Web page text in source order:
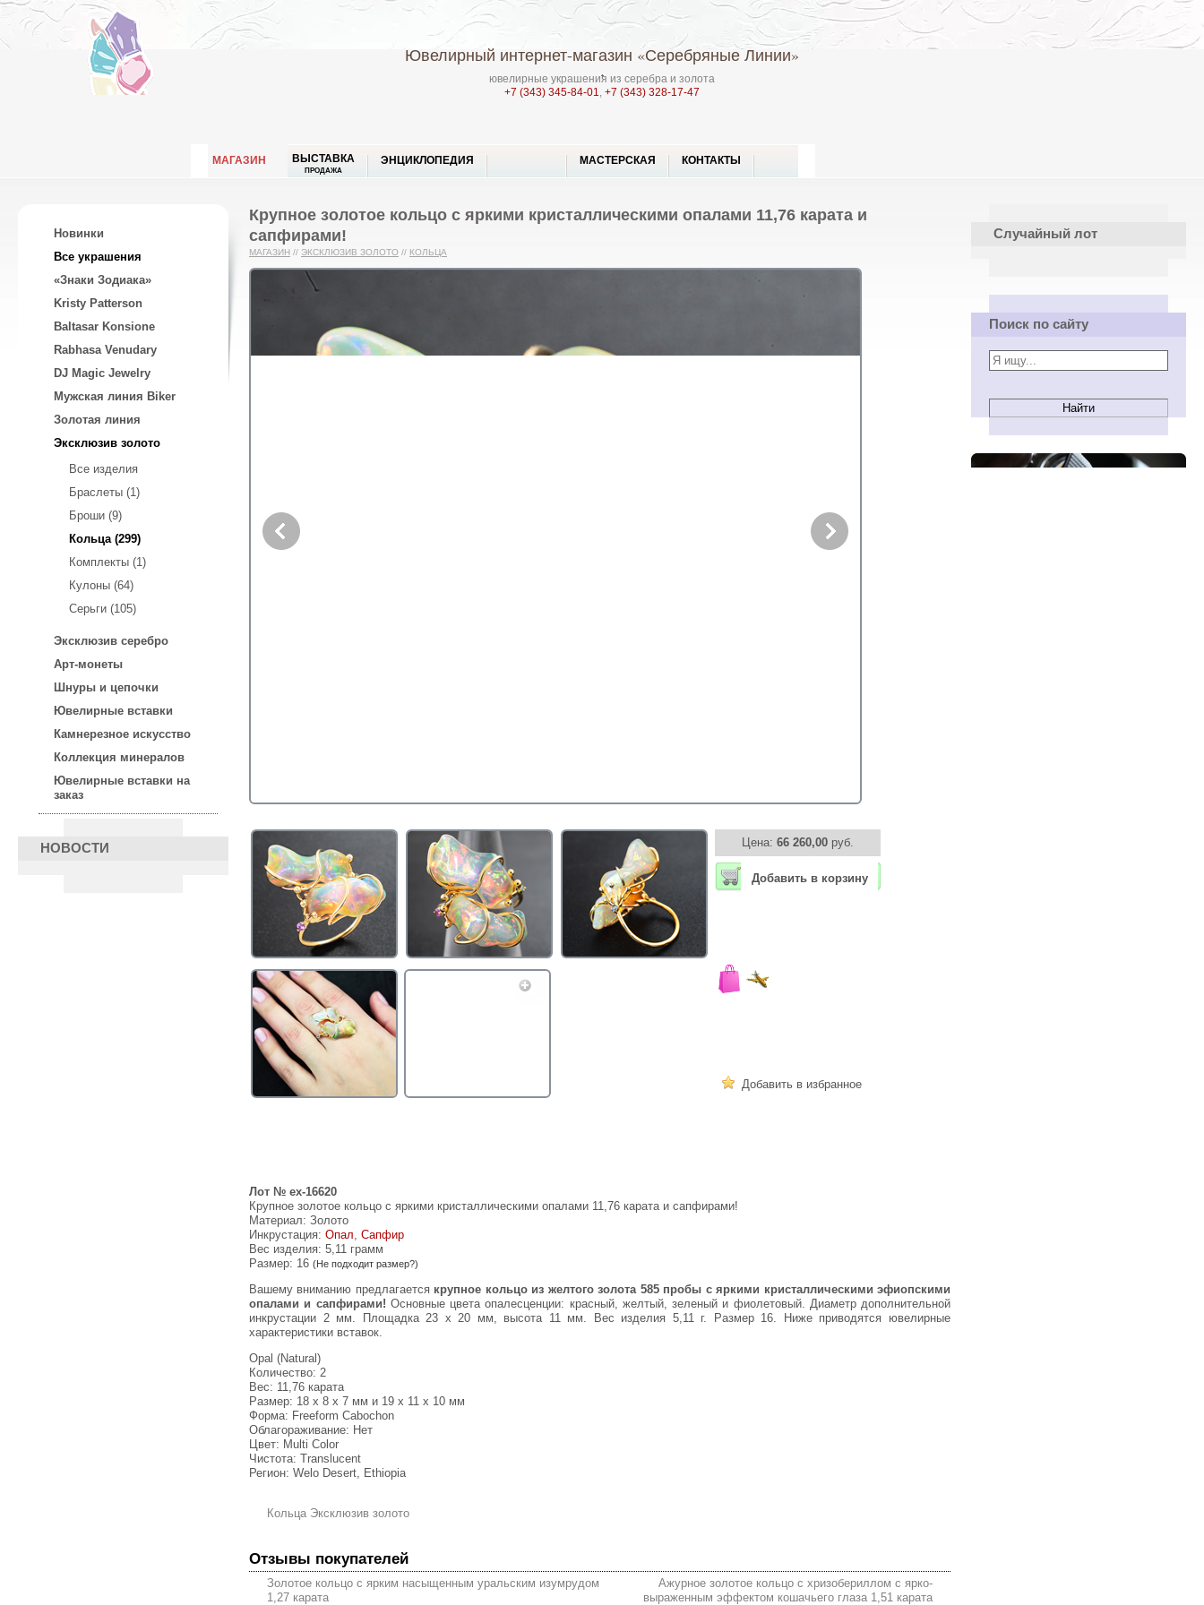
Ювелирный интернет-магазин «Серебряные Линии»
ювелирные украшения из серебра и золота
+7 (343) 345-84-01, +7 (343) 328-17-47
МАГАЗИН ВЫСТАВКА
ПРОДАЖА
ЭНЦИКЛОПЕДИЯ МАСТЕРСКАЯ КОНТАКТЫ
Новинки
Все украшения
«Знаки Зодиака»
Kristy Patterson
Baltasar Konsione
Rabhasa Venudary
DJ Magic Jewelry
Мужская линия Biker
Золотая линия
Эксклюзив золото
Все изделия
Браслеты (1)
Броши (9)
Кольца (299)
Комплекты (1)
Кулоны (64)
Серьги (105)
Эксклюзив серебро
Арт-монеты
Шнуры и цепочки
Ювелирные вставки
Камнерезное искусство
Коллекция минералов
Ювелирные вставки на
заказ
НОВОСТИ
Крупное золотое кольцо с яркими кристаллическими опалами 11,76 карата и
сапфирами!
МАГАЗИН // ЭКСКЛЮЗИВ ЗОЛОТО // КОЛЬЦА
Цена: 66 260,00 руб.
Добавить в корзину
Добавить в избранное
Лот № ex-16620
Крупное золотое кольцо с яркими кристаллическими опалами 11,76 карата и сапфирами!
Материал: Золото
Инкрустация: Опал, Сапфир
Вес изделия: 5,11 грамм
Размер: 16 (Не подходит размер?)
Вашему вниманию предлагается крупное кольцо из желтого золота 585 пробы c яркими кристаллическими эфиопскими
опалами и сапфирами! Основные цвета опалесценции: красный, желтый, зеленый и фиолетовый. Диаметр дополнительной
инкрустации 2 мм. Площадка 23 х 20 мм, высота 11 мм. Вес изделия 5,11 г. Размер 16. Ниже приводятся ювелирные
характеристики вставок.
Opal (Natural)
Количество: 2
Вес: 11,76 карата
Размер: 18 х 8 х 7 мм и 19 х 11 х 10 мм
Форма: Freeform Cabochon
Облагораживание: Нет
Цвет: Multi Color
Чистота: Translucent
Регион: Welo Desert, Ethiopia
Кольца Эксклюзив золото
Отзывы покупателей
Золотое кольцо с ярким насыщенным уральским изумрудом
1,27 карата
Ажурное золотое кольцо с хризобериллом с ярко-
выраженным эффектом кошачьего глаза 1,51 карата
Случайный лот
Поиск по сайту